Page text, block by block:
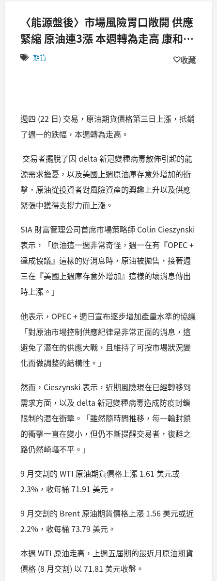
〈能源盤後〉市場風險胃口敞開 供應
緊縮 原油連3漲 本週轉為走高 康和期
貨佩君
期貨 收藏
週四 (22 日) 交易，原油期貨價格第三日上漲，抵銷
了週一的跌幅，本週轉為走高。
交易者擺脫了因 delta 新冠變種病毒散佈引起的能
源需求擔憂，以及美國上週原油庫存意外增加的衝
擊，原油從投資者對風險資產的興趣上升以及供應
緊張中獲得支撐力而上漲。
SIA 財富管理公司首席市場策略師 Colin Cieszynski
表示，「原油這一週非常奇怪，週一在有『OPEC +
達成協議』這樣的好消息時，原油被拋售，接著週
三在『美國上週庫存意外增加』這樣的壞消息傳出
時上漲。」
他表示，OPEC + 週日宣布逐步增加產量水準的協議
「對原油市場控制供應紀律是非常正面的消息，這
避免了潛在的供應大戰，且維持了可按市場狀況變
化而做調整的結構性。」
然而，Cieszynski 表示，近期風險現在已經轉移到
需求方面，以及 delta 新冠變種病毒造成防疫封鎖
限制的潛在衝擊。「雖然隨時間推移，每一輪封鎖
的衝擊一直在變小，但仍不斷提醒交易者，復甦之
路仍然崎嶇不平。」
9 月交割的 WTI 原油期貨價格上漲 1.61 美元或
2.3%，收每桶 71.91 美元。
9 月交割的 Brent 原油期貨價格上漲 1.56 美元或近
2.2%，收每桶 73.79 美元。
本週 WTI 原油走高，上週五屆期的最近月原油期貨
價格 (8 月交割) 以 71.81 美元收盤。